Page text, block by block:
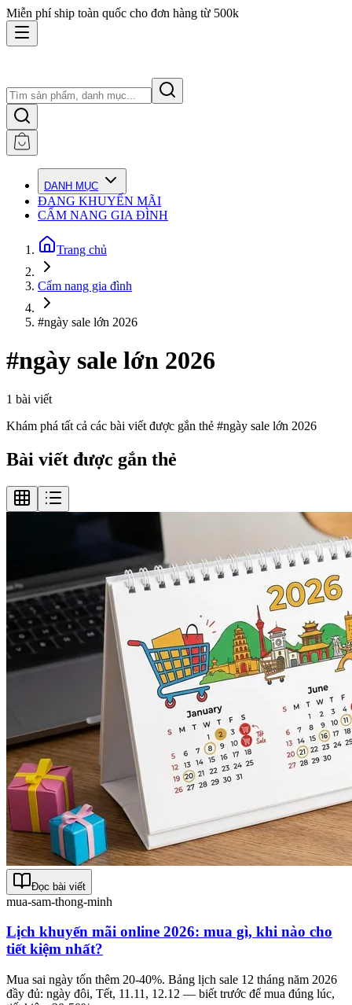
Miễn phí ship toàn quốc cho đơn hàng từ 500k
DANH MỤC
ĐANG KHUYẾN MÃI
CẨM NANG GIA ĐÌNH
Trang chủ
Cẩm nang gia đình
#ngày sale lớn 2026
#ngày sale lớn 2026
1 bài viết
Khám phá tất cả các bài viết được gắn thẻ #ngày sale lớn 2026
Bài viết được gắn thẻ
Đọc bài viết
mua-sam-thong-minh
Lịch khuyến mãi online 2026: mua gì, khi nào cho
tiết kiệm nhất?
Mua sai ngày tốn thêm 20-40%. Bảng lịch sale 12 tháng năm 2026
đầy đủ: ngày đôi, Tết, 11.11, 12.12 — biết trước để mua đúng lúc,